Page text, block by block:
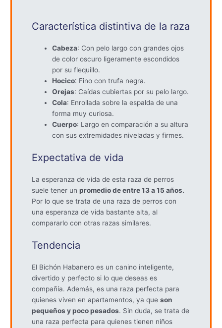
Característica distintiva de la raza
Cabeza: Con pelo largo con grandes ojos
de color oscuro ligeramente escondidos
por su flequillo.
Hocico: Fino con trufa negra.
Orejas: Caídas cubiertas por su pelo largo.
Cola: Enrollada sobre la espalda de una
forma muy curiosa.
Cuerpo: Largo en comparación a su altura
con sus extremidades niveladas y firmes.
Expectativa de vida
La esperanza de vida de esta raza de perros
suele tener unpromedio de entre 13 a 15 años.
Por lo que se trata de una raza de perros con
una esperanza de vida bastante alta, al
compararlo con otras razas similares.
Tendencia
El Bichón Habanero es un canino inteligente,
divertido y perfecto si lo que deseas es
compañía. Además, es una raza perfecta para
quienes viven en apartamentos, ya queson
pequeños y poco pesados. Sin duda, se trata de
una raza perfecta para quienes tienen niños